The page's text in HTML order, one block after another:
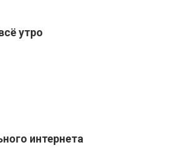
утро
интернета